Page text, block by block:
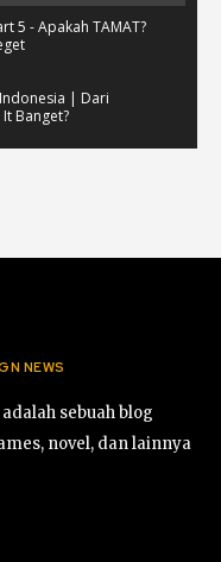
5 - Apakah TAMAT?
Indonesia | Dari
Banget?
NEWS
sebuah blog
novel, dan lainnya